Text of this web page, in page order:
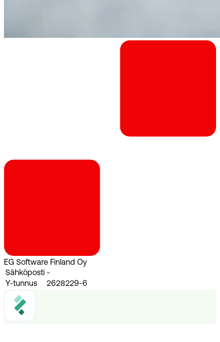
EG Software Finland Oy
Sähköposti -
Y-tunnus
2628229-6